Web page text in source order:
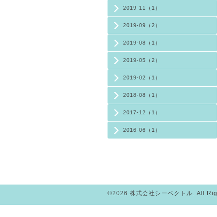
2019-11（1）
2019-09（2）
2019-08（1）
2019-05（2）
2019-02（1）
2018-08（1）
2017-12（1）
2016-06（1）
©2026 株式会社シーベクトル. All